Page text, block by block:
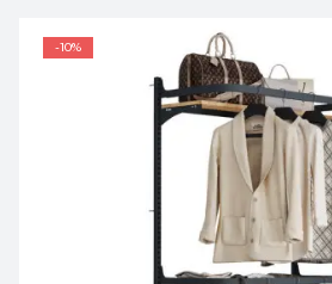
-10%